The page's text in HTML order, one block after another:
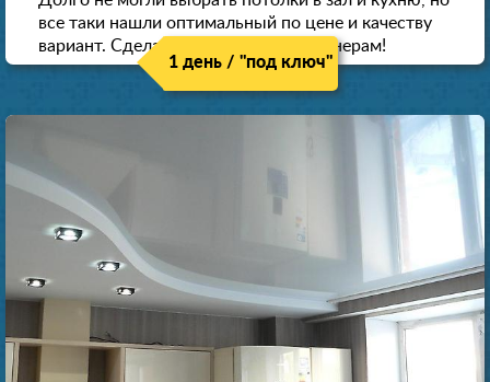
все таки нашли оптимальный по цене и качеству
вариант. Сделали скидку как пенсионерам!
1 день / "под ключ"